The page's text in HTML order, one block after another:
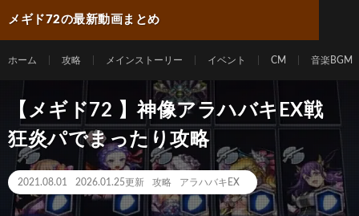
メギド72の最新動画まとめ
ホーム 攻略 メインストーリー イベント CM 音楽BGM
【メギド72 】神像アラハバキEX戦
狂炎パでまったり攻略
2021.08.01 2026.01.25更新 攻略 アラハバキEX